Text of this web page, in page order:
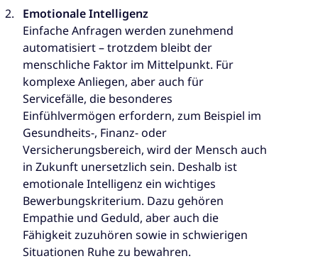
Emotionale Intelligenz
Einfache Anfragen werden zunehmend
automatisiert – trotzdem bleibt der
menschliche Faktor im Mittelpunkt. Für
komplexe Anliegen, aber auch für
Servicefälle, die besonderes
Einfühlvermögen erfordern, zum Beispiel im
Gesundheits-, Finanz- oder
Versicherungsbereich, wird der Mensch auch
in Zukunft unersetzlich sein. Deshalb ist
emotionale Intelligenz ein wichtiges
Bewerbungskriterium. Dazu gehören
Empathie und Geduld, aber auch die
Fähigkeit zuzuhören sowie in schwierigen
Situationen Ruhe zu bewahren.